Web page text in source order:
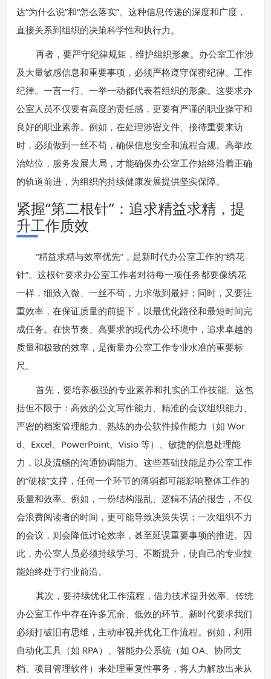
达“为什么说”和“怎么落实”。这种信息传递的深度和广度，
直接关系到组织的决策科学性和执行力。
再者，要严守纪律规矩，维护组织形象。办公室工作涉
及大量敏感信息和重要事项，必须严格遵守保密纪律、工作
纪律。一言一行、一举一动都代表着组织的形象。这要求办
公室人员不仅要有高度的责任感，更要有严谨的职业操守和
良好的职业素养。例如，在处理涉密文件、接待重要来访
时，必须做到一丝不苟，确保信息安全和流程合规。高举政
治站位，服务发展大局，才能确保办公室工作始终沿着正确
的轨道前进，为组织的持续健康发展提供坚实保障。
紧握“第二根针”：追求精益求精，提
升工作质效
“精益求精与效率优先”，是新时代办公室工作的“绣花
针”。这根针要求办公室工作者对待每一项任务都要像绣花
一样，细致入微、一丝不苟，力求做到最好；同时，又要注
重效率，在保证质量的前提下，以最优化路径和最短时间完
成任务。在快节奏、高要求的现代办公环境中，追求卓越的
质量和极致的效率，是衡量办公室工作专业水准的重要标
尺。
首先，要培养极强的专业素养和扎实的工作技能。这包
括但不限于：高效的公文写作能力、精准的会议组织能力、
严密的档案管理能力、熟练的办公软件操作能力（如 Wor
d、Excel、PowerPoint、Visio 等）、敏捷的信息处理能
力，以及流畅的沟通协调能力。这些基础技能是办公室工作
的“硬核”支撑，任何一个环节的薄弱都可能影响整体工作的
质量和效率。例如，一份结构混乱、逻辑不清的报告，不仅
会浪费阅读者的时间，更可能导致决策失误；一次组织不力
的会议，则会降低讨论效率，甚至延误重要事项的推进。因
此，办公室人员必须持续学习、不断提升，使自己的专业技
能始终处于行业前沿。
其次，要持续优化工作流程，借力技术提升效率。传统
办公室工作中存在许多冗余、低效的环节。新时代要求我们
必须打破旧有思维，主动审视并优化工作流程。例如，利用
自动化工具（如 RPA）、智能办公系统（如 OA、协同文
档、项目管理软件）来处理重复性事务，将人力解放出来从